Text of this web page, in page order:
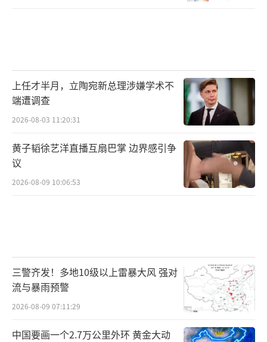
上任才半月，立陶宛新总理涉嫌学术不
端遭调查
2026-08-03 11:20:31
黄子韬徐艺洋直播互扇巴掌 边界感引争
议
2026-08-09 10:06:53
三警齐发！多地10级以上雷暴大风 强对
流与暴雨预警
2026-08-09 07:11:29
中国要画一个2.7万公里外环 黄金大动